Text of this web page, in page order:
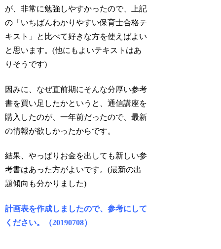
が、非常に勉強しやすかったので、上記
の「いちばんわかりやすい保育士合格テ
キスト」と比べて好きな方を使えばよい
と思います。(他にもよいテキストはあ
りそうです)
因みに、なぜ直前期にそんな分厚い参考
書を買い足したかというと、通信講座を
購入したのが、一年前だったので、最新
の情報が欲しかったからです。
結果、やっぱりお金を出しても新しい参
考書はあった方がよいです。(最新の出
題傾向も分かりました)
計画表を作成しましたので、参考にして
ください。（20190708）